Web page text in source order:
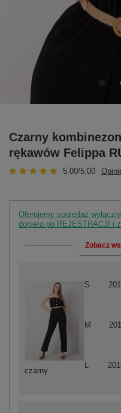
Czarny
rękawów Felippa
5.00/5.00
Oferujemy sprzedaż
dopiero po REJESTRACJI i
Zobacz
czarny
S
M
L